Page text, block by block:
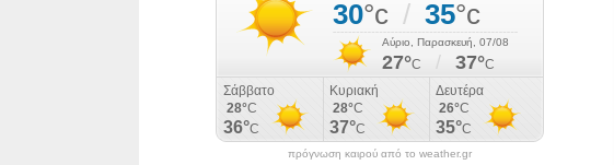
πρόγνωση καιρού από το weather.gr